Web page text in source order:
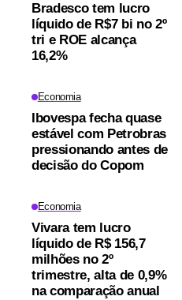
Bradesco tem lucro
líquido de R$7 bi no 2º
tri e ROE alcança
16,2%
Economia
Ibovespa fecha quase
estável com Petrobras
pressionando antes de
decisão do Copom
Economia
Vivara tem lucro
líquido de R$ 156,7
milhões no 2º
trimestre, alta de 0,9%
na comparação anual